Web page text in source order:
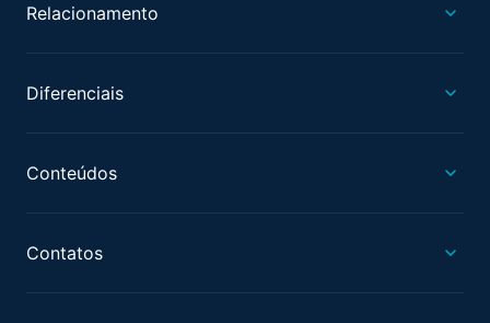
Relacionamento
Diferenciais
Conteúdos
Contatos